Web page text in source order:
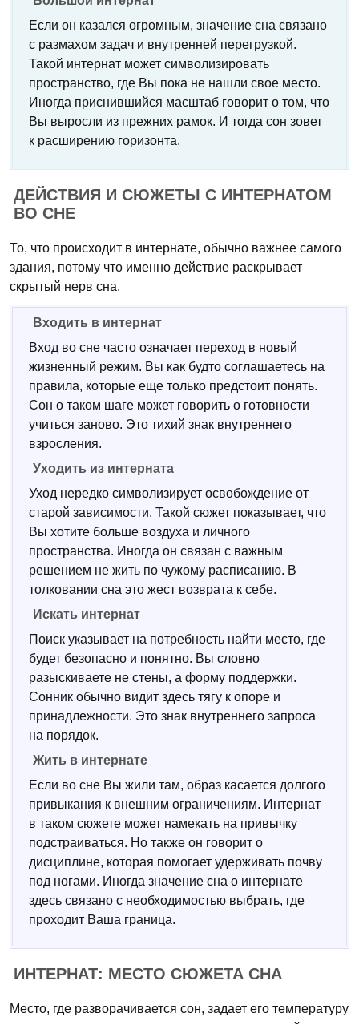
Если он казался огромным, значение сна связано
с размахом задач и внутренней перегрузкой.
Такой интернат может символизировать
пространство, где Вы пока не нашли свое место.
Иногда приснившийся масштаб говорит о том, что
Вы выросли из прежних рамок. И тогда сон зовет
к расширению горизонта.
ДЕЙСТВИЯ И СЮЖЕТЫ С ИНТЕРНАТОМ
ВО СНЕ
То, что происходит в интернате, обычно важнее самого
здания, потому что именно действие раскрывает
скрытый нерв сна.
Входить в интернат
Вход во сне часто означает переход в новый
жизненный режим. Вы как будто соглашаетесь на
правила, которые еще только предстоит понять.
Сон о таком шаге может говорить о готовности
учиться заново. Это тихий знак внутреннего
взросления.
Уходить из интерната
Уход нередко символизирует освобождение от
старой зависимости. Такой сюжет показывает, что
Вы хотите больше воздуха и личного
пространства. Иногда он связан с важным
решением не жить по чужому расписанию. В
толковании сна это жест возврата к себе.
Искать интернат
Поиск указывает на потребность найти место, где
будет безопасно и понятно. Вы словно
разыскиваете не стены, а форму поддержки.
Сонник обычно видит здесь тягу к опоре и
принадлежности. Это знак внутреннего запроса
на порядок.
Жить в интернате
Если во сне Вы жили там, образ касается долгого
привыкания к внешним ограничениям. Интернат
в таком сюжете может намекать на привычку
подстраиваться. Но также он говорит о
дисциплине, которая помогает удерживать почву
под ногами. Иногда значение сна о интернате
здесь связано с необходимостью выбрать, где
проходит Ваша граница.
ИНТЕРНАТ: МЕСТО СЮЖЕТА СНА
Место, где разворачивается сон, задает его температуру